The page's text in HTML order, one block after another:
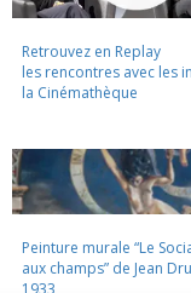
Retrouvez en Replay
les rencontres avec les
la Cinémathèque
Peinture murale “Le
aux champs” de Jean
1933